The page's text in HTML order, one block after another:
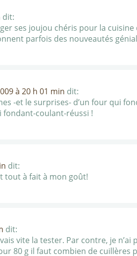
dit:
ses joujou chéris pour la
parfois des nouveautés
à 20 h 01 min dit:
-et le surprises- d’un four qui
fondant-coulant-réussi !
dit:
tout à fait à mon goût!
dit:
vite la tester. Par contre, je
80 g il faut combien de cuillères